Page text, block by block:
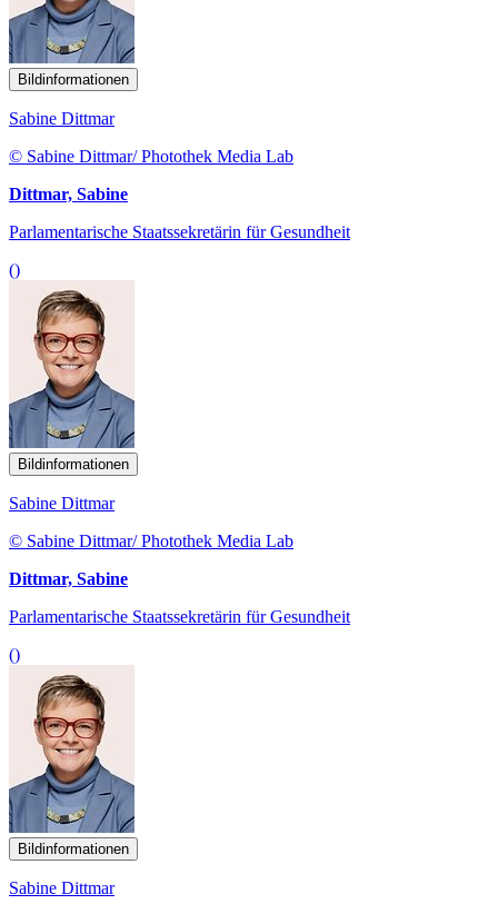
Bildinformationen
Sabine Dittmar
© Sabine Dittmar/ Photothek Media Lab
Dittmar, Sabine
Parlamentarische Staatssekretärin für Gesundheit
()
Bildinformationen
Sabine Dittmar
© Sabine Dittmar/ Photothek Media Lab
Dittmar, Sabine
Parlamentarische Staatssekretärin für Gesundheit
()
Bildinformationen
Sabine Dittmar